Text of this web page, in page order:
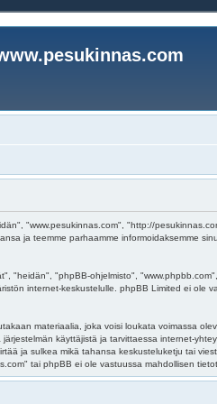
"www.pesukinnas.com", "http://
ja teemme parhaamme informoidaksemme
"heidän", "phpBB-ohjelmisto",
internet-keskustelulle. phpBB Limited ei
materiaalia, joka voisi loukata voimassa
käyttäjistä ja tarvittaessa internet-
ja sulkea mikä tahansa keskusteluketju tai
tai phpBB ei ole vastuussa mahdollisen